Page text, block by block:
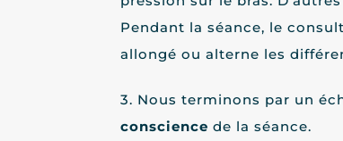
Pendant la séance, le
allongé ou alterne les
3. Nous terminons par un
conscience de la séance.